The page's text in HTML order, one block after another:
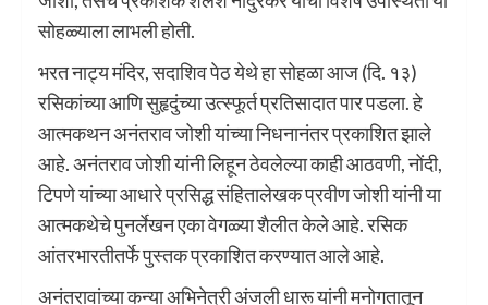
सोहळ्याला लाभली होती.
भरत नाट्य मंदिर, सदाशिव पेठ येथे हा सोहळा आज (दि. १३)
रसिकांच्या आणि सुहृदुंच्या उत्स्फूर्त प्रतिसादात पार पडला. हे
आत्मकथन अनंतराव जोशी यांच्या निधनानंतर प्रकाशित झाले
आहे. अनंतराव जोशी यांनी लिहून ठेवलेल्या काही आठवणी, नोंदी,
टिपणे यांच्या आधारे प्रसिद्ध संहितालेखक प्रवीण जोशी यांनी या
आत्मकथेचे पुनर्लेखन एका वेगळ्या शैलीत केले आहे. रसिक
आंतरभारतीतर्फे पुस्तक प्रकाशित करण्यात आले आहे.
अनंतरावांच्या कन्या अभिनेत्री अंजली धारू यांनी मनोगतातून